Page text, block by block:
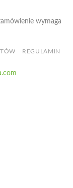
wymaga
REGULAMIN